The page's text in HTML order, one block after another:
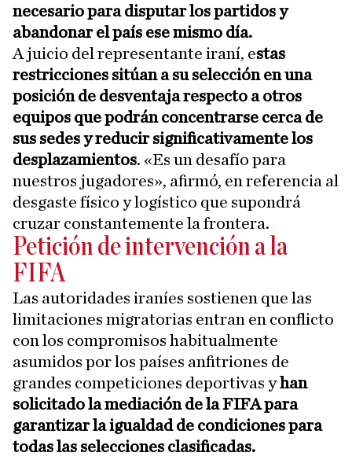
necesario para disputar los partidos y
abandonar el país ese mismo día.
A juicio del representante iraní, estas
restricciones sitúan a su selección en una
posición de desventaja respecto a otros
equipos que podrán concentrarse cerca de
sus sedes y reducir significativamente los
desplazamientos. «Es un desafío para
nuestros jugadores», afirmó, en referencia al
desgaste físico y logístico que supondrá
cruzar constantemente la frontera.
Petición de intervención a la
FIFA
Las autoridades iraníes sostienen que las
limitaciones migratorias entran en conflicto
con los compromisos habitualmente
asumidos por los países anfitriones de
grandes competiciones deportivas yhan
solicitado la mediación de la FIFA para
garantizar la igualdad de condiciones para
todas las selecciones clasificadas.